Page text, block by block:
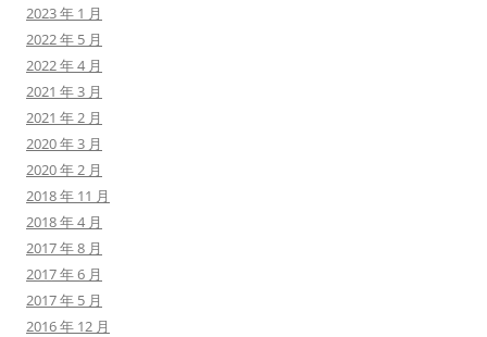
2023 年 1 月
2022 年 5 月
2022 年 4 月
2021 年 3 月
2021 年 2 月
2020 年 3 月
2020 年 2 月
2018 年 11 月
2018 年 4 月
2017 年 8 月
2017 年 6 月
2017 年 5 月
2016 年 12 月